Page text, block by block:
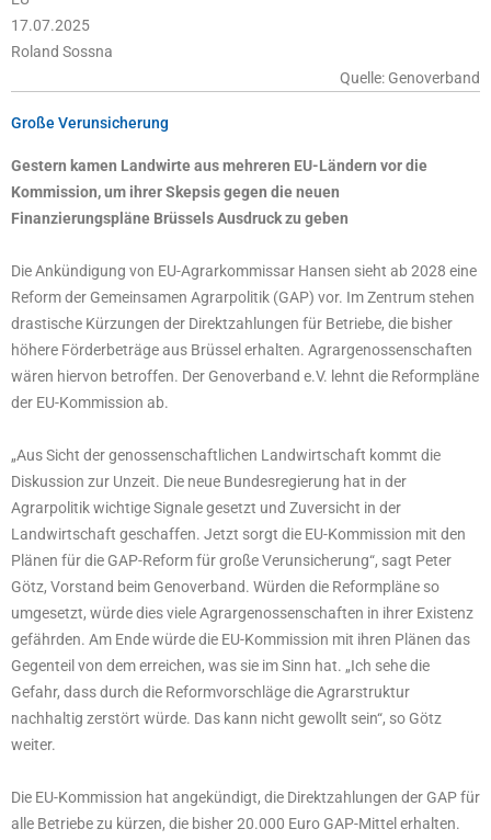
17.07.2025
Roland Sossna
Quelle: Genoverband
Große Verunsicherung
Gestern kamen Landwirte aus mehreren EU-Ländern vor die
Kommission, um ihrer Skepsis gegen die neuen
Finanzierungspläne Brüssels Ausdruck zu geben
Die Ankündigung von EU-Agrarkommissar Hansen sieht ab 2028 eine
Reform der Gemeinsamen Agrarpolitik (GAP) vor. Im Zentrum stehen
drastische Kürzungen der Direktzahlungen für Betriebe, die bisher
höhere Förderbeträge aus Brüssel erhalten. Agrargenossenschaften
wären hiervon betroffen. Der Genoverband e.V. lehnt die Reformpläne
der EU-Kommission ab.
„Aus Sicht der genossenschaftlichen Landwirtschaft kommt die
Diskussion zur Unzeit. Die neue Bundesregierung hat in der
Agrarpolitik wichtige Signale gesetzt und Zuversicht in der
Landwirtschaft geschaffen. Jetzt sorgt die EU-Kommission mit den
Plänen für die GAP-Reform für große Verunsicherung“, sagt Peter
Götz, Vorstand beim Genoverband. Würden die Reformpläne so
umgesetzt, würde dies viele Agrargenossenschaften in ihrer Existenz
gefährden. Am Ende würde die EU-Kommission mit ihren Plänen das
Gegenteil von dem erreichen, was sie im Sinn hat. „Ich sehe die
Gefahr, dass durch die Reformvorschläge die Agrarstruktur
nachhaltig zerstört würde. Das kann nicht gewollt sein“, so Götz
weiter.
Die EU-Kommission hat angekündigt, die Direktzahlungen der GAP für
alle Betriebe zu kürzen, die bisher 20.000 Euro GAP-Mittel erhalten.